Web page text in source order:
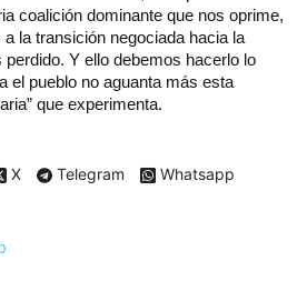
coalición dominante que nos oprime,
la transición negociada hacia la
Y ello debemos hacerlo lo
el pueblo no aguanta más esta
que experimenta.
X Telegram Whatsapp